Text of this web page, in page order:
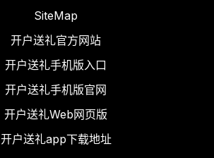
SiteMap
开户送礼官方网站
开户送礼手机版入口
开户送礼手机版官网
开户送礼Web网页版
开户送礼app下载地址